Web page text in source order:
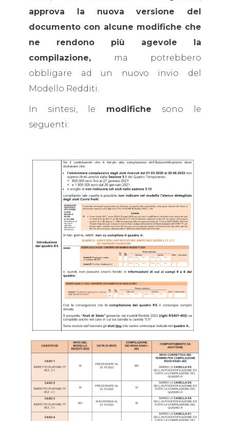
approva la nuova versione del
documento con alcune modifiche che
ne rendono più agevole la
compilazione, ma potrebbero
obbligare ad un nuovo invio del
Modello Redditi.
In sintesi, le modifiche sono le
seguenti: